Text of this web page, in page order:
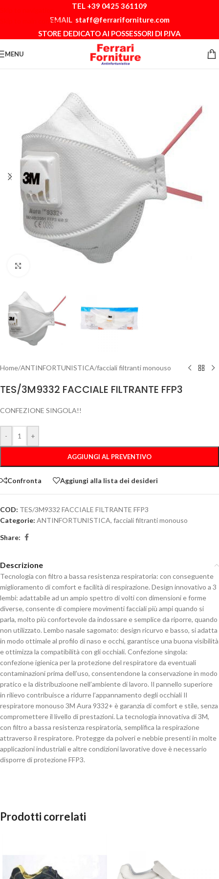
Skip to main content
TEL +39 0425 361109
EMAIL staff@ferrariforniture.com
STORE DEDICATO AI POSSESSORI DI P.IVA
MENU
Home/ANTINFORTUNISTICA/facciali filtranti monouso
TES/3M9332 FACCIALE FILTRANTE FFP3
CONFEZIONE SINGOLA!!
- +
AGGIUNGI AL PREVENTIVO
Confronta Aggiungi alla lista dei desideri
COD: TES/3M9332 FACCIALE FILTRANTE FFP3
Categorie: ANTINFORTUNISTICA, facciali filtranti monouso
Share:
Descrizione
Tecnologia con filtro a bassa resistenza respiratoria: con conseguente
miglioramento di comfort e facilità di respirazione. Design innovativo a 3
lembi: adattabile ad un ampio spettro di volti con dimensioni e forme
diverse, consente di compiere movimenti facciali più ampi quando si
parla, molto più confortevole da indossare e semplice da riporre, quando
non utilizzato. Lembo nasale sagomato: design ricurvo e basso, si adatta
in modo ottimale al profilo di naso e occhi, garantisce una buona visibilità
e ottimizza la compatibilità con gli occhiali. Confezione singola:
confezione igienica per la protezione del respiratore da eventuali
contaminazioni prima dell’uso, consentendone la conservazione in modo
pratico e la distribuzioone nell’ambiente di lavoro. Il pannello superiore
in rilievo contribuisce a ridurre l’appannamento degli occhiali Il
respiratore monouso 3M Aura 9332+ è garanzia di comfort e stile, senza
compromettere il livello di prestazioni. La tecnologia innovativa di 3M,
con filtro a bassa resistenza respiratoria, semplifica la respirazione
attraverso il respiratore. Protegge da polveri e nebbie presenti in molte
applicazioni industriali e altre condizioni lavorative dove è necessario
disporre di protezione FFP3.
Prodotti correlati